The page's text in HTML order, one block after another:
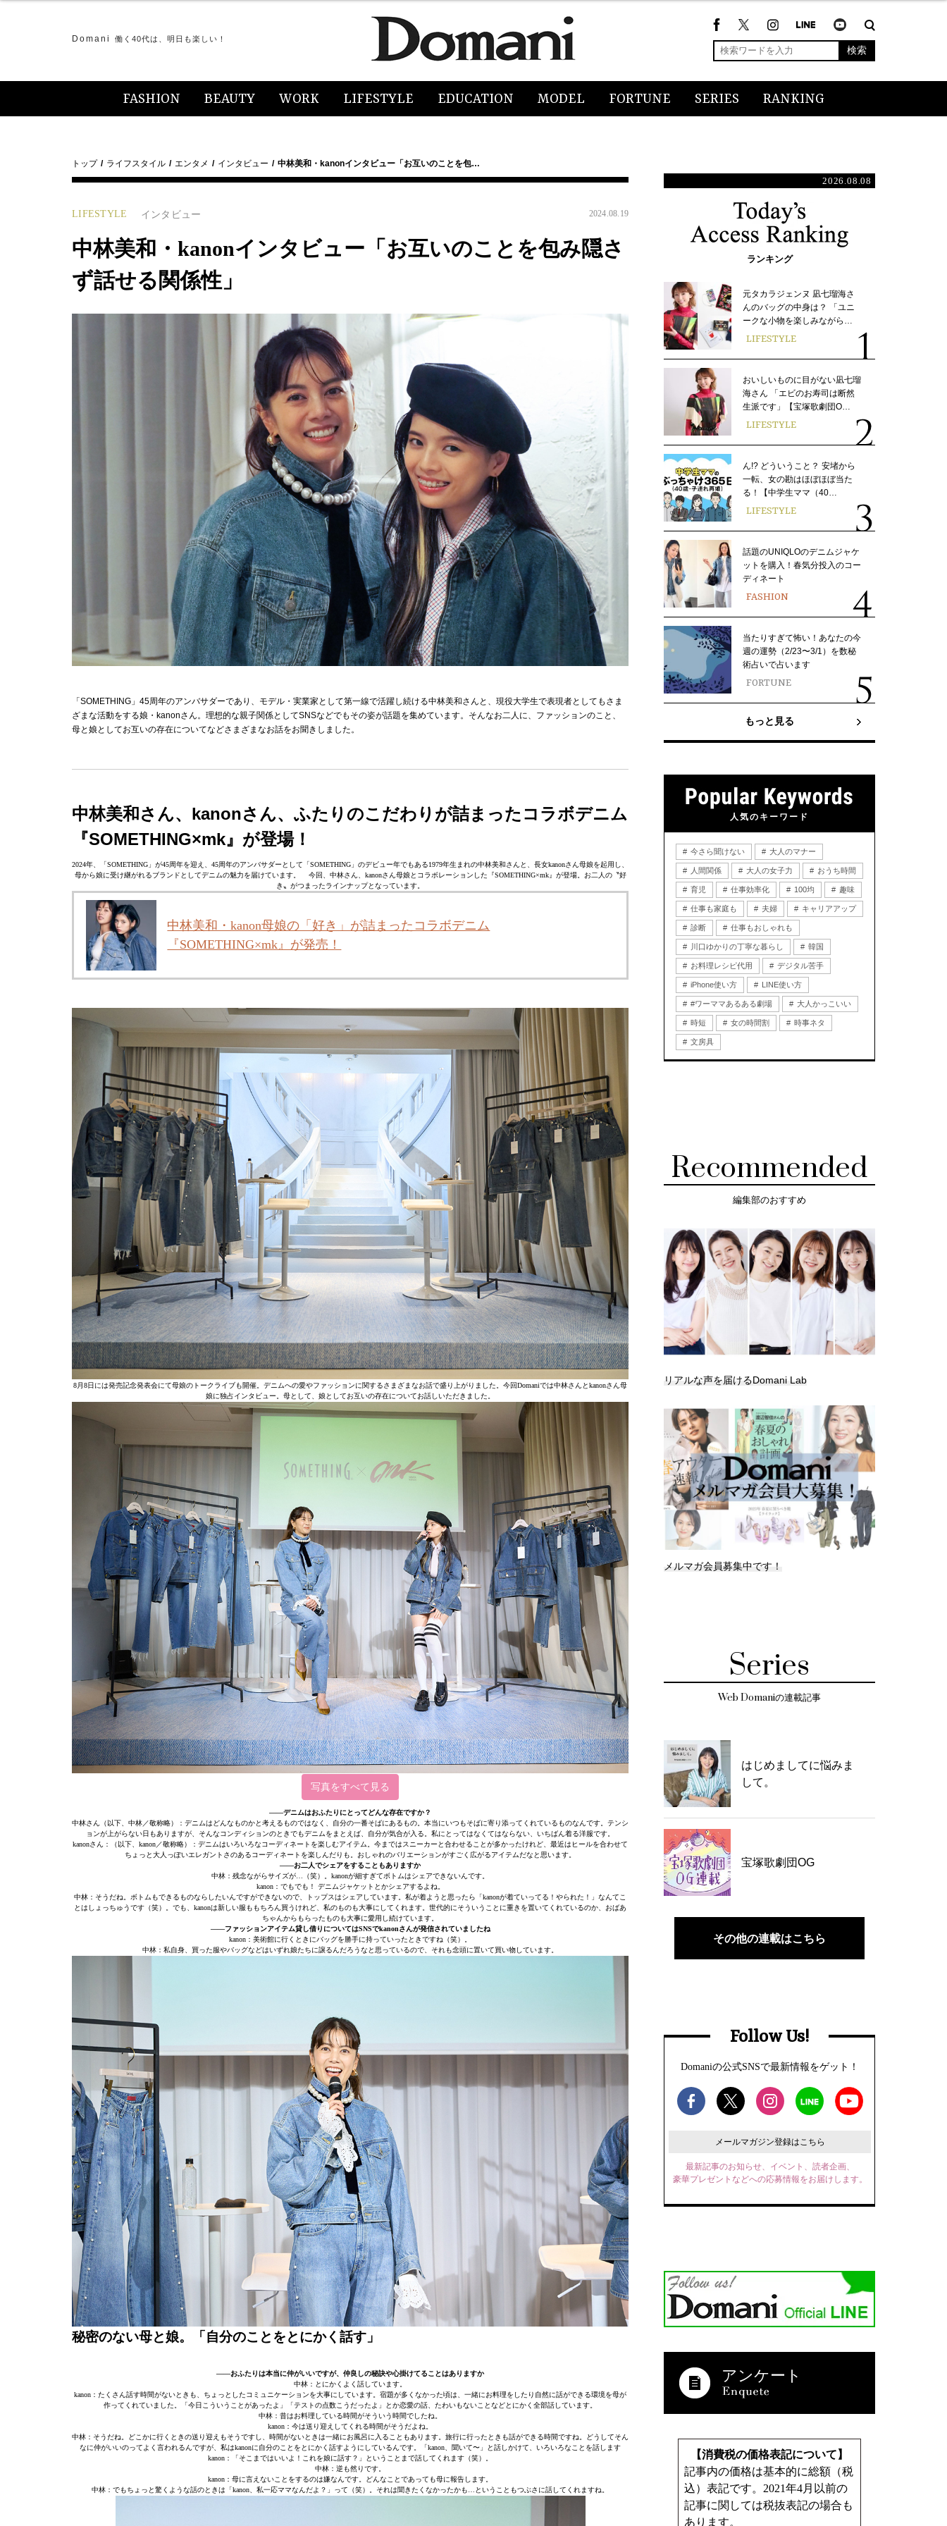
Domani 働く40代は、明日も楽しい！
検索
FASHION BEAUTY WORK LIFESTYLE EDUCATION MODEL FORTUNE SERIES RANKING
トップ ライフスタイル エンタメ インタビュー 中林美和・kanonインタビュー「お互いのことを包…
LIFESTYLE インタビュー 2024.08.19
中林美和・kanonインタビュー「お互いのことを包み隠さ
ず話せる関係性」
「SOMETHING」45周年のアンバサダーであり、モデル・実業家として第一線で活躍し続ける中林美和さんと、現役大学生で表現者としてもさま
ざまな活動をする娘・kanonさん。理想的な親子関係としてSNSなどでもその姿が話題を集めています。そんなお二人に、ファッションのこと、
母と娘としてお互いの存在についてなどさまざまなお話をお聞きしました。
中林美和さん、kanonさん、ふたりのこだわりが詰まったコラボデニム
『SOMETHING×mk』が登場！
2024年、「SOMETHING」が45周年を迎え、45周年のアンバサダーとして「SOMETHING」のデビュー年でもある1979年生まれの中林美和さんと、長女kanonさん母娘を起用し、
母から娘に受け継がれるブランドとしてデニムの魅力を届けています。 今回、中林さん、kanonさん母娘とコラボレーションした『SOMETHING×mk』が登場。お二人の〝好
き〟がつまったラインナップとなっています。
中林美和・kanon母娘の「好き」が詰まったコラボデニム
『SOMETHING×mk』が発売！
8月8日には発売記念発表会にて母娘のトークライブも開催。デニムへの愛やファッションに関するさまざまなお話で盛り上がりました。今回Domaniでは中林さんとkanonさん母
娘に独占インタビュー。母として、娘としてお互いの存在についてお話しいただきました。
写真をすべて見る
——デニムはおふたりにとってどんな存在ですか？
中林さん（以下、中林／敬称略）：デニムはどんなものかと考えるものではなく、自分の一番そばにあるもの。本当にいつもそばに寄り添ってくれているものなんです。テンシ
ョンが上がらない日もありますが、そんなコンディションのときでもデニムをまとえば、自分が気合が入る。私にとってはなくてはならない、いちばん着る洋服です。
kanonさん：（以下、kanon／敬称略）：デニムはいろいろなコーディネートを楽しむアイテム。今まではスニーカーと合わせることが多かったけれど、最近はヒールを合わせて
ちょっと大人っぽいエレガントさのあるコーディネートを楽しんだりも。おしゃれのバリエーションがすごく広がるアイテムだなと思います。
——お二人でシェアをすることもありますか
中林：残念ながらサイズが…（笑）。kanonが細すぎてボトムはシェアできないんです。
kanon：でもでも！ デニムジャケットとかシェアするよね。
中林：そうだね。ボトムもできるものならしたいんですができないので、トップスはシェアしています。私が着ようと思ったら「kanonが着ていってる！やられた！」なんてこ
とはしょっちゅうです（笑）。でも、kanonは新しい服ももちろん買うけれど、私のものも大事にしてくれます。世代的にそういうことに重きを置いてくれているのか、おばあ
ちゃんからもらったものも大事に愛用し続けています。
——ファッションアイテム貸し借りについてはSNSでkanonさんが発信されていましたね
kanon：美術館に行くときにバッグを勝手に持っていったときですね（笑）。
中林：私自身、買った服やバッグなどはいずれ娘たちに譲るんだろうなと思っているので、それも念頭に置いて買い物しています。
秘密のない母と娘。「自分のことをとにかく話す」
——おふたりは本当に仲がいいですが、仲良しの秘訣や心掛けてることはありますか
中林：とにかくよく話しています。
kanon：たくさん話す時間がないときも、ちょっとしたコミュニケーションを大事にしています。宿題が多くなかった頃は、一緒にお料理をしたり自然に話ができる環境を母が
作ってくれていました。「今日こういうことがあったよ」「テストの点数こうだったよ」とか恋愛の話、たわいもないことなどとにかく全部話しています。
中林：昔はお料理している時間がそういう時間でしたね。
kanon：今は送り迎えしてくれる時間がそうだよね。
中林：そうだね。どこかに行くときの送り迎えもそうですし、時間がないときは一緒にお風呂に入ることもあります。旅行に行ったときも話ができる時間ですね。どうしてそん
なに仲がいいのってよく言われるんですが、私はkanonに自分のことをとにかく話すようにしているんです。「kanon、聞いて〜」と話しかけて、いろいろなことを話します
kanon：「そこまではいいよ！これを娘に話す？」ということまで話してくれます（笑）。
中林：逆も然りです。
kanon：母に言えないことをするのは嫌なんです。どんなことであっても母に報告します。
中林：でもちょっと驚くような話のときは「kanon、私一応ママなんだよ？」って（笑）。それは聞きたくなかったかも…ということもつぶさに話してくれますね。
2026.08.08
ランキング
元タカラジェンヌ 凪七瑠海さ
んのバッグの中身は？ 「ユニ
ークな小物を楽しみながら…
LIFESTYLE
おいしいものに目がない凪七瑠
海さん 「エビのお寿司は断然
生派です」【宝塚歌劇団O…
LIFESTYLE
ん!? どういうこと？ 安堵から
一転、女の勘はほぼほぼ当た
る！【中学生ママ（40…
LIFESTYLE
話題のUNIQLOのデニムジャケ
ットを購入！春気分投入のコー
ディネート
FASHION
当たりすぎて怖い！あなたの今
週の運勢（2/23〜3/1）を数秘
術占いで占います
FORTUNE
もっと見る
人気のキーワード
今さら聞けない 大人のマナー
人間関係 大人の女子力 おうち時間
育児 仕事効率化 100均 趣味
仕事も家庭も 夫婦 キャリアアップ
診断 仕事もおしゃれも
川口ゆかりの丁寧な暮らし 韓国
お料理レシピ代用 デジタル苦手
iPhone使い方 LINE使い方
#ワーママあるある劇場 大人かっこいい
時短 女の時間割 時事ネタ
文房具
Recommended
編集部のおすすめ
リアルな声を届けるDomani Lab
メルマガ会員募集中です！
Series
Web Domaniの連載記事
はじめましてに悩みま
して。
宝塚歌劇団OG
その他の連載はこちら
Follow Us!
Domaniの公式SNSで最新情報をゲット！
メールマガジン登録はこちら
最新記事のお知らせ、イベント、読者企画、
豪華プレゼントなどへの応募情報をお届けします。
アンケート
【消費税の価格表記について】
記事内の価格は基本的に総額（税
込）表記です。2021年4月以前の
記事に関しては税抜表記の場合も
あります。